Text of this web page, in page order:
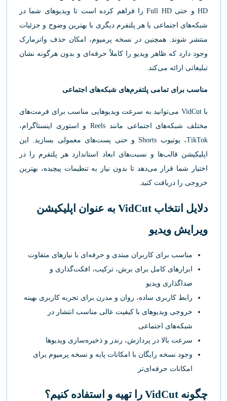
HD و حتی Full HD را فراهم کرده است تا ویدیوهای شما در
شبکه‌های اجتماعی یا هر پلتفرم دیگری با بهترین وضوح و جزئیات
منتشر شوند. همچنین در نسخه پرمیوم، امکان حذف واترمارک
وجود دارد که ظاهر ویدیو را کاملاً حرفه‌ای و بدون هرگونه نشان
تبلیغاتی ارائه می‌کند.
مناسب برای تمامی پلتفرم‌های شبکه‌های اجتماعی
با VidCut می‌توانید به سرعت ویدیوهایی مناسب برای فرمت‌های
مختلف شبکه‌های اجتماعی مانند Reels و استوری اینستاگرام،
TikTok، یوتیوب Shorts و حتی پست‌های معمولی بسازید. این
اپلیکیشن قالب‌ها و نسبت‌های ابعاد استاندارد هر پلتفرم را در
اختیار شما قرار می‌دهد تا بدون نیاز به تنظیمات پیچیده، بهترین
خروجی را دریافت کنید.
دلایل انتخاب VidCut به عنوان اپلیکیشن
ویرایش ویدیو
مناسب برای کاربران مبتدی و حرفه‌ای با نیازهای متفاوت
ابزارهای کامل برای برش، ترکیب، افکت‌گذاری و
صداگذاری ویدیو
رابط کاربری ساده، روان و مدرن برای تجربه کاربری بهینه
خروجی ویدیوهای با کیفیت عالی مناسب انتشار در
شبکه‌های اجتماعی
سرعت بالا در پردازش، رندر و ذخیره‌سازی ویدیوها
وجود نسخه رایگان با امکانات پایه و نسخه پرمیوم برای
امکانات حرفه‌ای‌تر
چگونه VidCut را تهیه و استفاده کنیم؟